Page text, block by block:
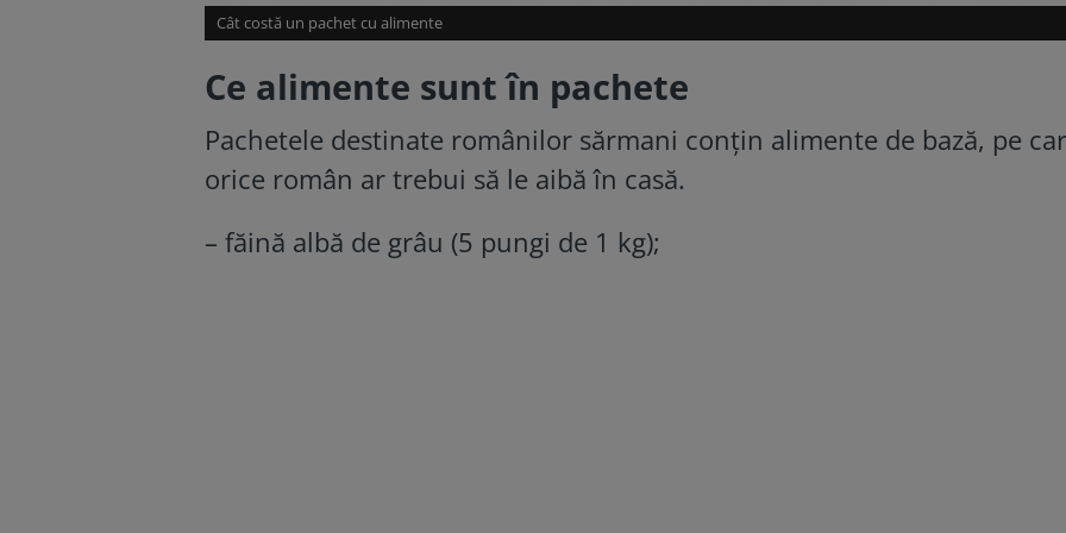
Cât costă un pachet cu alimente
Ce alimente sunt în pachete
Pachetele destinate românilor sărmani conțin alimente de bază, pe
orice român ar trebui să le aibă în casă.
– făină albă de grâu (5 pungi de 1 kg);